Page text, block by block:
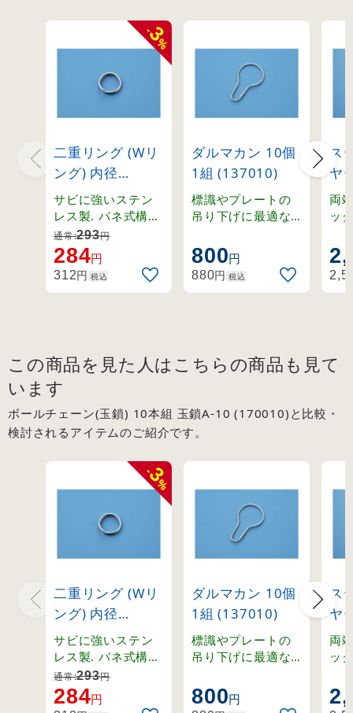
-
3
%
二重リング (Wリ
ング) 内径
18mmφ 10個1
組 (137420)
サビに強いステン
レス製. バネ式構造
で簡単に取り外し
ができる二重リン
グ。
通常:293円
284円
312円 税込
ダルマカン 10個
1組 (137010)
標識やプレートの
吊り下げに最適な
製ダルマカン。
800円
880円 税込
ス
ヤ
ン
10
両
ッ
ー
の
この商品を見た人はこちらの商品も見て
います
ボールチェーン(玉鎖) 10本組 玉鎖A-10 (170010)と比較・
検討されるアイテムのご紹介です。
-
3
%
二重リング (Wリ
ング) 内径
18mmφ 10個1
組 (137420)
サビに強いステン
レス製. バネ式構造
で簡単に取り外し
ができる二重リン
グ。
通常:293円
284円
ダルマカン 10個
1組 (137010)
標識やプレートの
吊り下げに最適な
製ダルマカン。
800円
ス
ヤ
ン
10
両
ッ
ー
の